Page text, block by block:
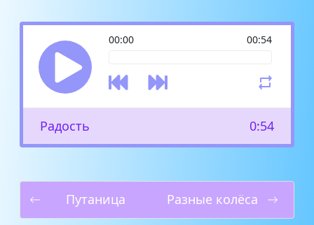
00:00 00:54
Радость 0:54
Путаница Разные колёса